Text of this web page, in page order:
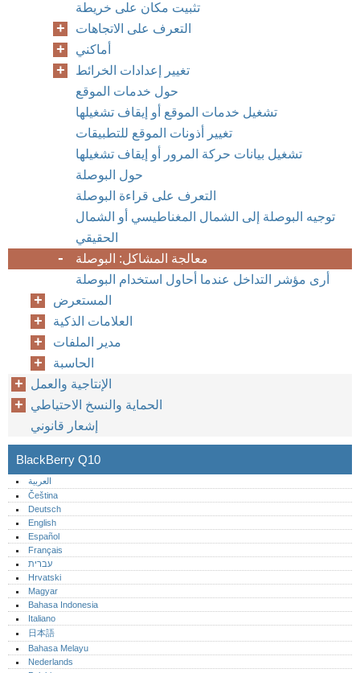
تثبيت مكان على خريطة
التعرف على الاتجاهات
أماكني
تغيير إعدادات الخرائط
حول خدمات الموقع
تشغيل خدمات الموقع أو إيقاف تشغيلها
تغيير أذونات الموقع للتطبيقات
تشغيل بيانات حركة المرور أو إيقاف تشغيلها
حول البوصلة
التعرف على قراءة البوصلة
توجيه البوصلة إلى الشمال المغناطيسي أو الشمال
الحقيقي
معالجة المشاكل: البوصلة
أرى مؤشر التداخل عندما أحاول استخدام البوصلة
المستعرض
العلامات الذكية
مدير الملفات
الحاسبة
الإنتاجية والعمل
الحماية والنسخ الاحتياطي
إشعار قانوني
BlackBerry Q10
العربية
Čeština
Deutsch
English
Español
Français
עברית
Hrvatski
Magyar
Bahasa Indonesia
Italiano
日本語
Bahasa Melayu
Nederlands